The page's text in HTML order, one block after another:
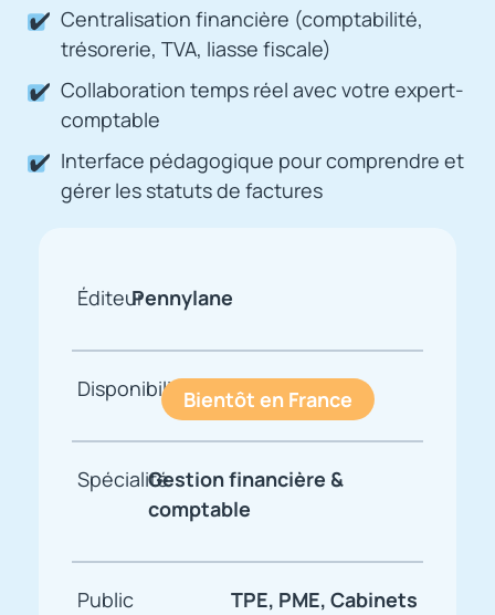
Centralisation financière (comptabilité,
trésorerie, TVA, liasse fiscale)
Collaboration temps réel avec votre expert-
comptable
Interface pédagogique pour comprendre et
gérer les statuts de factures
ÉditeurPennylane
DisponibilitéBientôt en France
SpécialitéGestion financière &
comptable
Public
TPE, PME, Cabinets